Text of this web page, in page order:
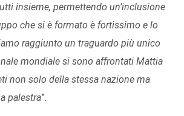
insieme, permettendo un’inclusione
che si è formato è fortissimo e lo
raggiunto un traguardo più unico
mondiale si sono affrontati Mattia
non solo della stessa nazione ma
palestra”.